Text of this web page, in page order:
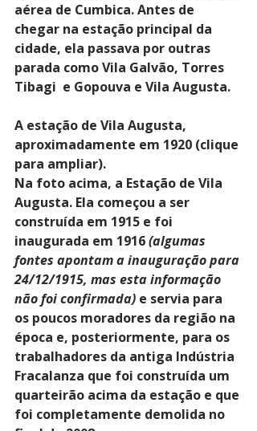
aérea de Cumbica. Antes de
chegar na estação principal da
cidade, ela passava por outras
parada como Vila Galvão, Torres
Tibagi  e Gopouva e Vila Augusta.
A estação de Vila Augusta,
aproximadamente em 1920 (clique
para ampliar).
Na foto acima, a Estação de Vila
Augusta. Ela começou a ser
construída em 1915 e foi
inaugurada em 1916 (algumas
fontes apontam a inauguração para
24/12/1915, mas esta informação
não foi confirmada) e servia para
os poucos moradores da região na
época e, posteriormente, para os
trabalhadores da antiga Indústria
Fracalanza que foi construída um
quarteirão acima da estação e que
foi completamente demolida no